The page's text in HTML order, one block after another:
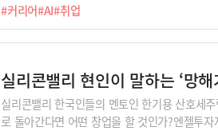
#커리어#AI#취업
니다.
실리콘밸리 현인이 말하는 ‘망
실리콘밸리 한국인들의 멘토인 한기용 산호세
로 돌아간다면 어떤 창업을 할 것인가?엔젤투